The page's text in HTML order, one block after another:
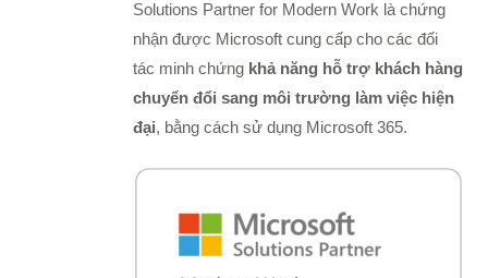
Solutions Partner for Modern Work là chứng
nhận được Microsoft cung cấp cho các đối
tác minh chứng khả năng hỗ trợ khách hàng
chuyển đổi sang môi trường làm việc hiện
đại, bằng cách sử dụng Microsoft 365.